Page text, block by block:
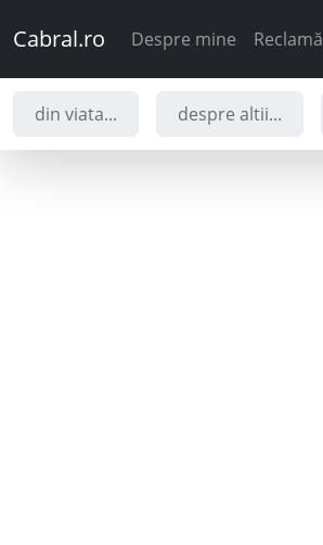
Cabral.ro Despre mine Reclamă
din viata... despre altii...